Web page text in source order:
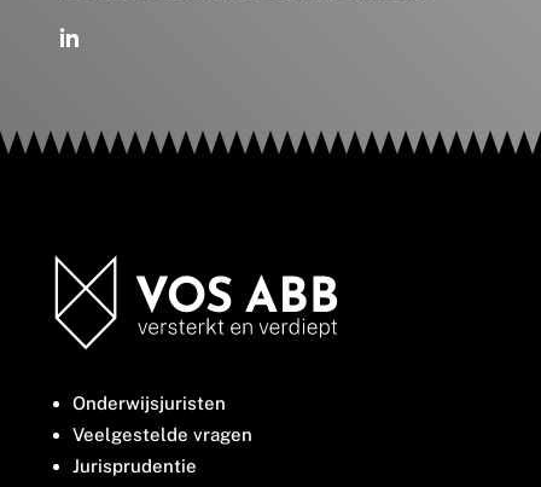
Onderwijsjuristen
Veelgestelde vragen
Jurisprudentie